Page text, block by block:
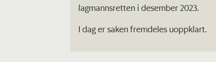
lagmannsretten i desember 2023.
I dag er saken fremdeles uoppklart.